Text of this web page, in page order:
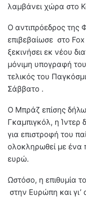
λαμβάνει χώρα στο
Ο αντιπρόεδρος
επιβεβαίωσε στο
ξεκινήσει εκ νέου
μόνιμη υπογραφή
τελικός του
Σάββατο .
Ο Μπράζ επίσης
Γκαμπιγκόλ, η Ίντερ
για επιστροφή του
ολοκληρωθεί με ένα
ευρώ.
Ωστόσο, η επιθυμία
στην Ευρώπη και